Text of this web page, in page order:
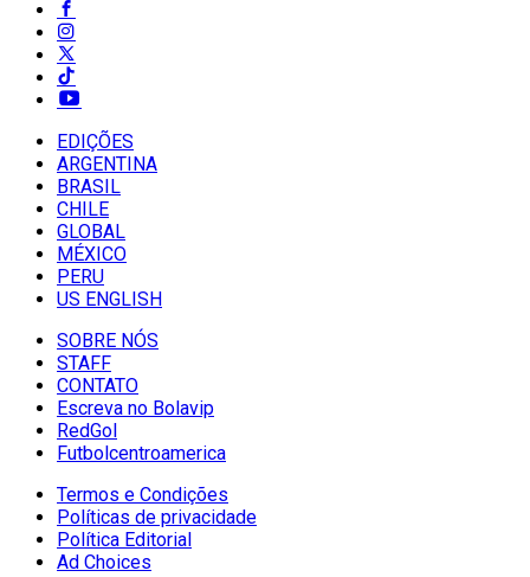
EDIÇÕES
ARGENTINA
BRASIL
CHILE
GLOBAL
MÉXICO
PERU
US ENGLISH
SOBRE NÓS
STAFF
CONTATO
Escreva no Bolavip
RedGol
Futbolcentroamerica
Termos e Condições
Políticas de privacidade
Política Editorial
Ad Choices